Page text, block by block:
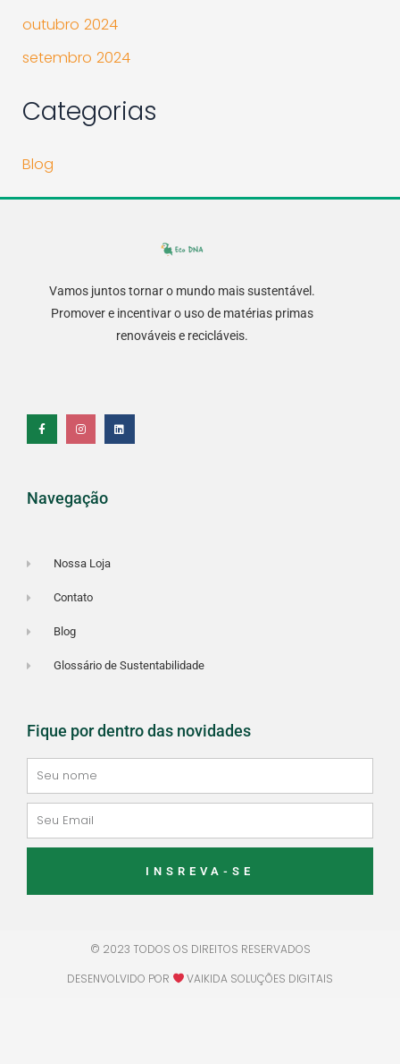
outubro 2024
setembro 2024
Categorias
Blog
Vamos juntos tornar o mundo mais sustentável.
Promover e incentivar o uso de matérias primas
renováveis e recicláveis.
c
e
b
o
s
t
a
g
n
k
e
d
Navegação
Nossa Loja
Contato
Blog
Glossário de Sustentabilidade
Fique por dentro das novidades
Seu
nome
Email
INSREVA-SE
© 2023 TODOS OS DIREITOS RESERVADOS
DESENVOLVIDO POR
VAIKIDA SOLUÇÕES DIGITAIS